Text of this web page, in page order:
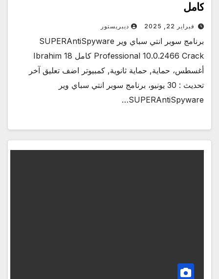
كامل
فبراير 22, 2025 ديبريستور
برنامج سوبر انتي سباي وير SUPERAntiSpyware
Professional 10.0.2466 Crack كامل Ibrahim 18
أغسطس، حماية, حماية ثانوية, كمبيوتر اضف تعليق آخر
تحديث : 30 يونيو، برنامج سوبر انتي سباي وير
SUPERAntiSpyware…